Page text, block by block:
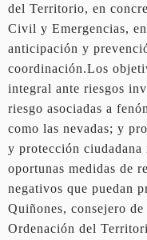
del Territorio, en
Civil y Emergencias,
anticipación y
coordinación.Los
integral ante riesgos
riesgo asociadas a
como las nevadas; y
y protección ciudadana
oportunas medidas de
negativos que puedan
Quiñones, consejero
Ordenación del